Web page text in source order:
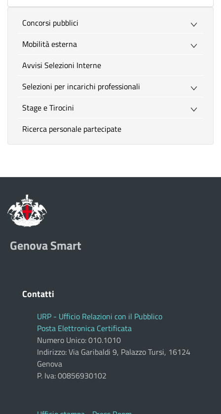
Concorsi pubblici
Mobilità esterna
Avvisi Selezioni Interne
Selezioni per incarichi professionali
Stage e Tirocini
Ricerca personale partecipate
Genova Smart
Contatti
URP - Ufficio Relazioni con il Pubblico
Posta Elettronica Certificata
Numero Unico: 010.1010
Indirizzo: Via Garibaldi 9, Palazzo Tursi, 16124
Genova
P. Iva: 00856930102